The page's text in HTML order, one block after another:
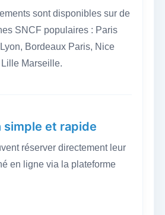
sont disponibles sur de
SNCF populaires : Paris
Bordeaux Paris, Nice
Marseille.
simple et rapide
réserver directement leur
en ligne via la plateforme